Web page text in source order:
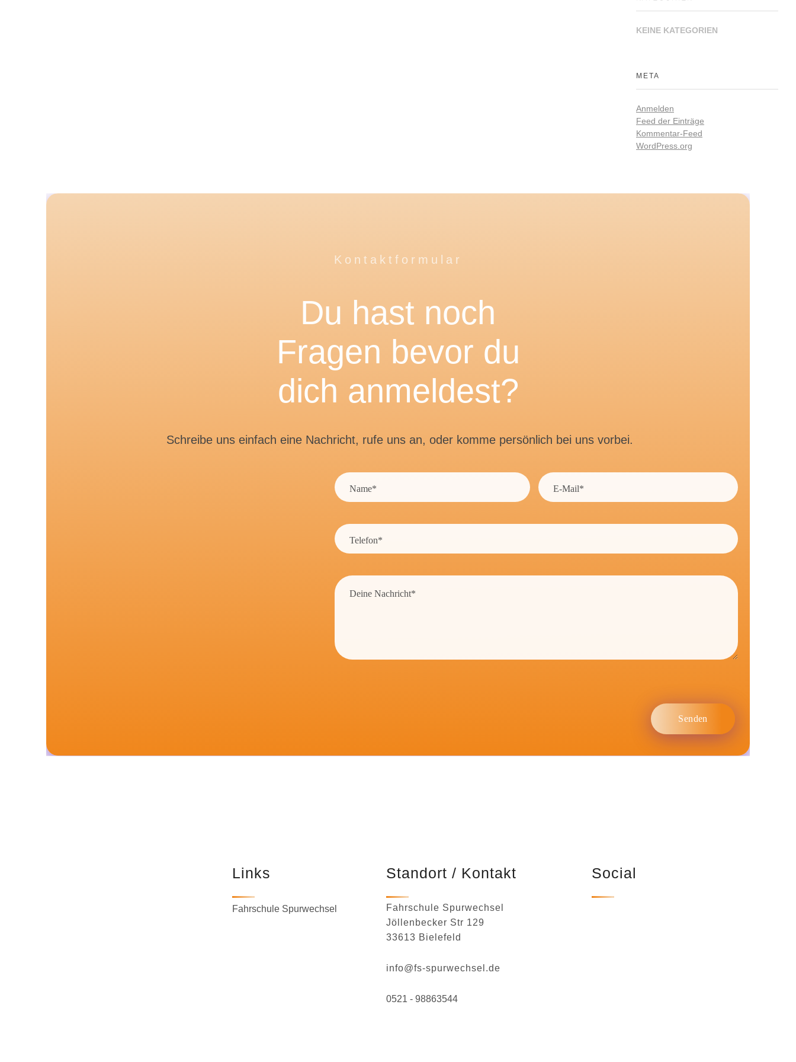
KEINE KATEGORIEN
META
Anmelden
Feed der Einträge
Kommentar-Feed
WordPress.org
Kontaktformular
Du hast noch
Fragen bevor du
dich anmeldest?
Schreibe uns einfach eine Nachricht, rufe uns an, oder komme persönlich bei uns vorbei.
Links
Fahrschule Spurwechsel
Standort / Kontakt
Fahrschule Spurwechsel
Jöllenbecker Str 129
33613 Bielefeld
info@fs-spurwechsel.de
0521 - 98863544
Social